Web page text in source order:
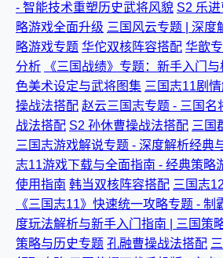
- 智能技术重塑历史武将风貌 S2 乐
略游戏全面升级 三国风云专题 | 深度
略游戏专题 华佗双核阵容搭配 华歆
分析
《三国战绩》专题：新手入门
色美术设定与武将图集 三国志11剧
操战法搭配 赵云三国志专题 - 三国名
战法搭配 S2 孙休曹操战法搭配 三国
三国志游戏解说专题 - 深度解析经典
志11游戏下载与全面指南 - 经典策略
使用指南 韩当双核阵容搭配 三国志
《三国志11》快速统一攻略专题 - 制
度玩法解析与新手入门指南 | 三国策
策略与历史专题 孔融曹操战法搭配